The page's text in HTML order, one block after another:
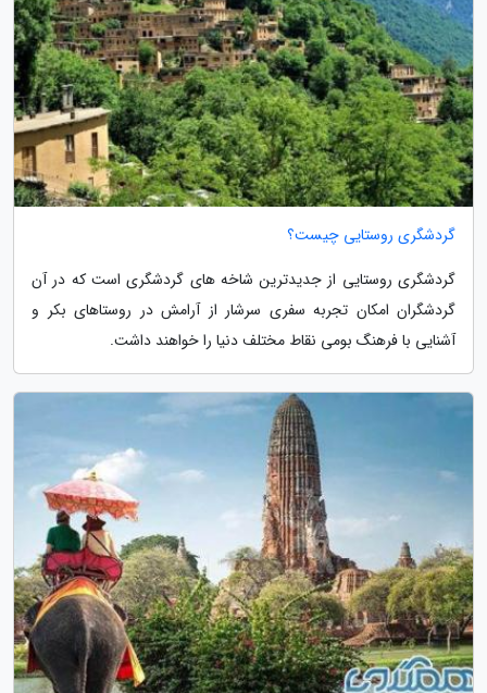
گردشگری روستایی چیست؟
گردشگری روستایی از جدیدترین شاخه های گردشگری است که در آن
گردشگران امکان تجربه سفری سرشار از آرامش در روستاهای بکر و
آشنایی با فرهنگ بومی نقاط مختلف دنیا را خواهند داشت.